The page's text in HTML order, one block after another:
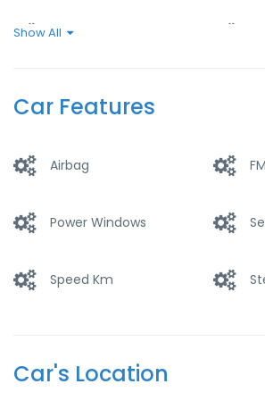
Sedan
Show All
Car Features
Airbag
Power Windows
Speed Km
Car's Location